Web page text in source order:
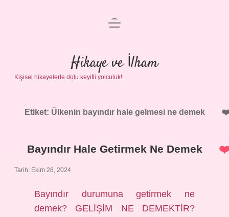
Anasayfa
Gizlilik Politikası
Yasal Uyarı
menüyü
Hikaye ve İlham
Kişisel hikayelerle dolu keyifli yolculuk!
Etiket: Ülkenin bayındır hale gelmesi ne demek
Bayındır Hale Getirmek Ne Demek
Tarih: Ekim 28, 2024
Bayındır durumuna getirmek ne
demek? GELİŞİM NE DEMEKTİR?